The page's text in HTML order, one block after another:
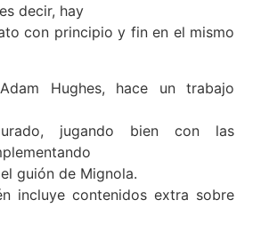
decir, hay
con principio y fin en el mismo
Hughes, hace un trabajo
jugando bien con las
guión de Mignola.
incluye contenidos extra sobre